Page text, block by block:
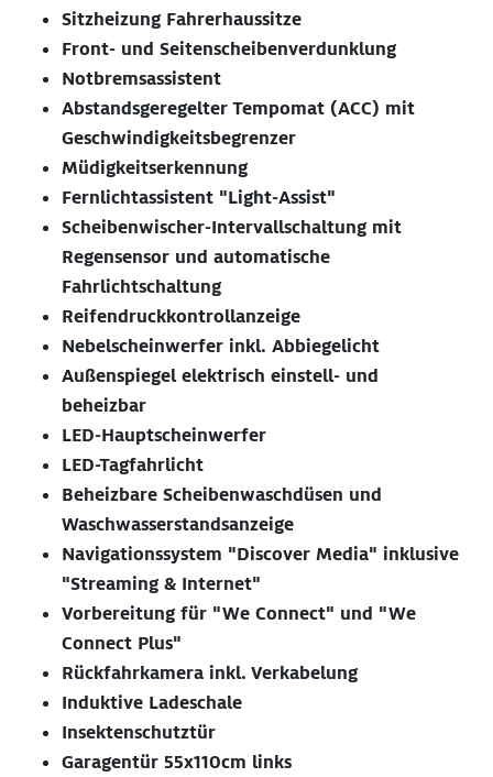
Sitzheizung Fahrerhaussitze
Front- und Seitenscheibenverdunklung
Notbremsassistent
Abstandsgeregelter Tempomat (ACC) mit
Geschwindigkeitsbegrenzer
Müdigkeitserkennung
Fernlichtassistent "Light-Assist"
Scheibenwischer-Intervallschaltung mit
Regensensor und automatische
Fahrlichtschaltung
Reifendruckkontrollanzeige
Nebelscheinwerfer inkl. Abbiegelicht
Außenspiegel elektrisch einstell- und
beheizbar
LED-Hauptscheinwerfer
LED-Tagfahrlicht
Beheizbare Scheibenwaschdüsen und
Waschwasserstandsanzeige
Navigationssystem "Discover Media" inklusive
"Streaming & Internet"
Vorbereitung für "We Connect" und "We
Connect Plus"
Rückfahrkamera inkl. Verkabelung
Induktive Ladeschale
Insektenschutztür
Garagentür 55x110cm links